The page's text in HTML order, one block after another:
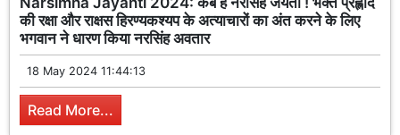
की रक्षा और राक्षस हिरण्यकश्यप के अत्याचारों का अंत करने के लिए
भगवान ने धारण किया नरसिंह अवतार
18 May 2024 11:44:13
Read More...